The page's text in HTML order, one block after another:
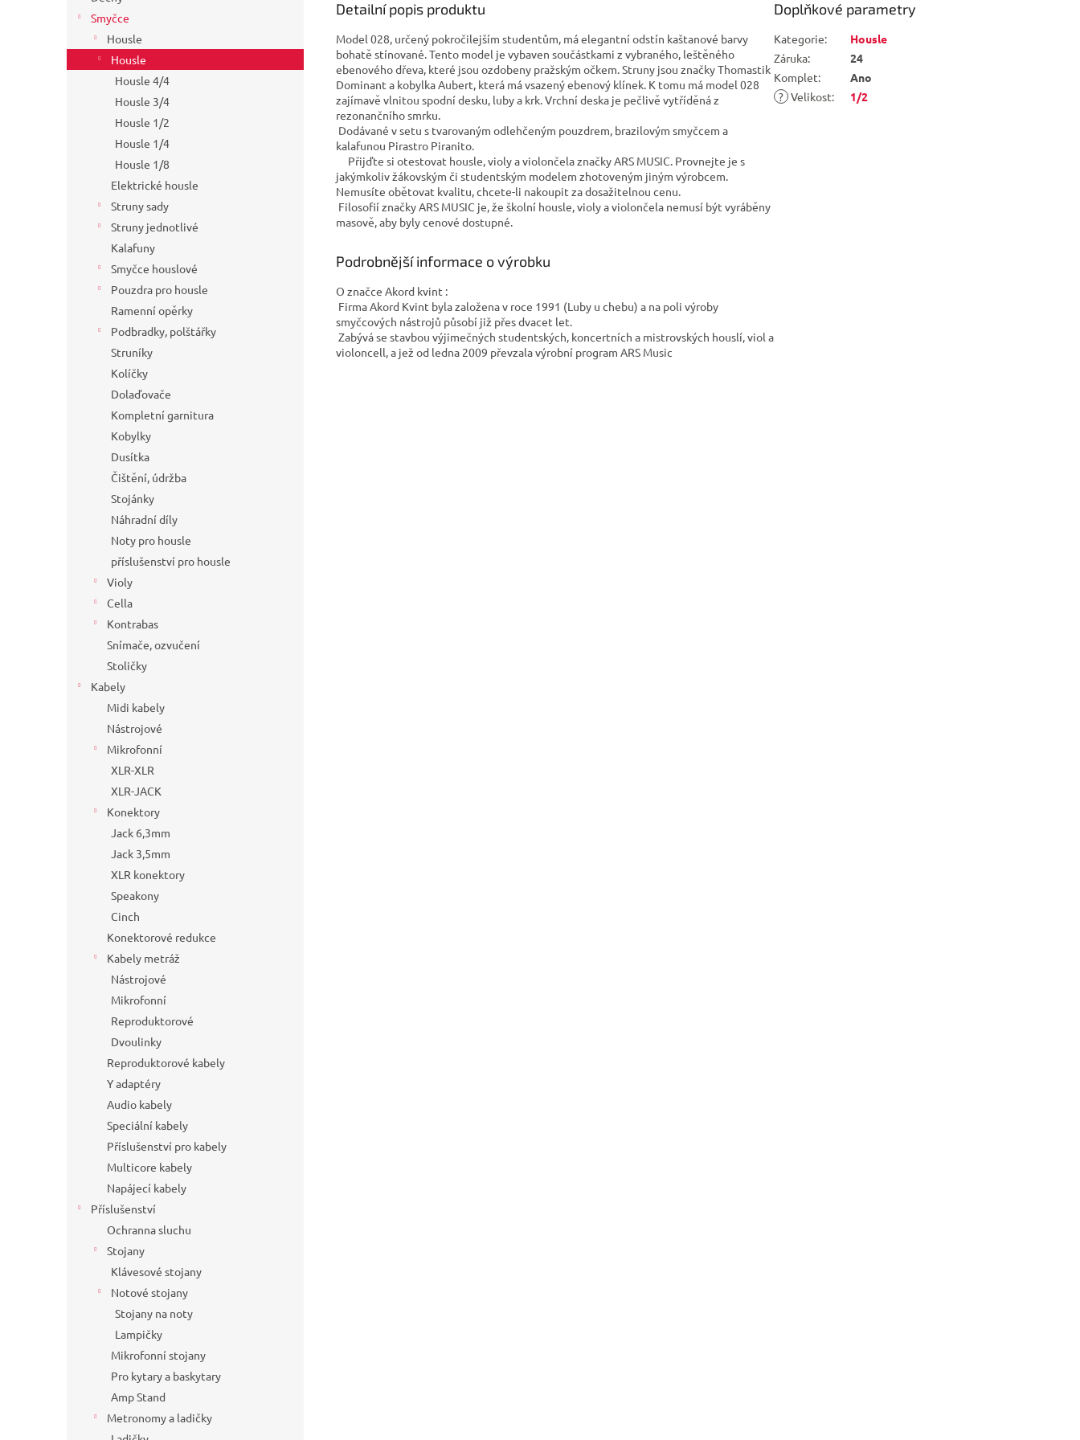
Smyčce
Housle
Housle
Housle 4/4
Housle 3/4
Housle 1/2
Housle 1/4
Housle 1/8
Elektrické housle
Struny sady
Struny jednotlivé
Kalafuny
Smyčce houslové
Pouzdra pro housle
Ramenní opěrky
Podbradky, polštářky
Struníky
Kolíčky
Dolaďovače
Kompletní garnitura
Kobylky
Dusítka
Čištění, údržba
Stojánky
Náhradní díly
Noty pro housle
příslušenství pro housle
Violy
Cella
Kontrabas
Snímače, ozvučení
Stoličky
Kabely
Midi kabely
Nástrojové
Mikrofonní
XLR-XLR
XLR-JACK
Konektory
Jack 6,3mm
Jack 3,5mm
XLR konektory
Speakony
Cinch
Konektorové redukce
Kabely metráž
Nástrojové
Mikrofonní
Reproduktorové
Dvoulinky
Reproduktorové kabely
Y adaptéry
Audio kabely
Speciální kabely
Příslušenství pro kabely
Multicore kabely
Napájecí kabely
Příslušenství
Ochranna sluchu
Stojany
Klávesové stojany
Notové stojany
Stojany na noty
Lampičky
Mikrofonní stojany
Pro kytary a baskytary
Amp Stand
Metronomy a ladičky
A
Detailní popis produktu
Model 028, určený pokročilejším studentům, má elegantní odstín kaštanové barvy
bohatě stínované. Tento model je vybaven součástkami z vybraného, leštěného
ebenového dřeva, které jsou ozdobeny pražským očkem. Struny jsou značky Thomastik
Dominant a kobylka Aubert, která má vsazený ebenový klínek. K tomu má model 028
zajímavě vlnitou spodní desku, luby a krk. Vrchní deska je pečlivě vytříděná z
rezonančního smrku.
Dodávané v setu s tvarovaným odlehčeným pouzdrem, brazilovým smyčcem a
kalafunou Pirastro Piranito.
Přijďte si otestovat housle, violy a violončela značky ARS MUSIC. Provnejte je s
jakýmkoliv žákovským či studentským modelem zhotoveným jiným výrobcem.
Nemusíte obětovat kvalitu, chcete-li nakoupit za dosažitelnou cenu.
Filosofií značky ARS MUSIC je, že školní housle, violy a violončela nemusí být vyráběny
masově, aby byly cenové dostupné.
Podrobnější informace o výrobku
O značce Akord kvint :
Firma Akord Kvint byla založena v roce 1991 (Luby u chebu) a na poli výroby
smyčcových nástrojů působí již přes dvacet let.
Zabývá se stavbou výjimečných studentských, koncertních a mistrovských houslí, viol a
violoncell, a jež od ledna 2009 převzala výrobní program ARS Music
Doplňkové parametry
Kategorie:
Housle
Záruka:
24
Komplet:
Ano
? Velikost: 1/2